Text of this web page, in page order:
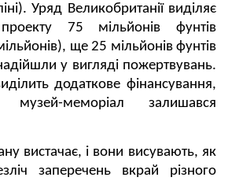
Уряд Великобританії виділяє
75 мільйонів фунтів
ще 25 мільйонів фунтів
у вигляді пожертвувань.
додаткове фінансування,
меморіал залишався
вистачає, і вони висувають, як
заперечень вкрай різного